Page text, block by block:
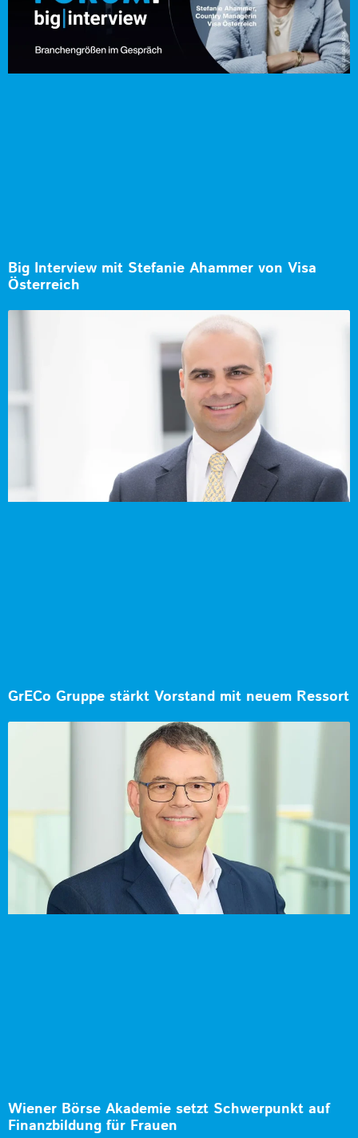
Big Interview mit Stefanie Ahammer von Visa
Österreich
GrECo Gruppe stärkt Vorstand mit neuem Ressort
Wiener Börse Akademie setzt Schwerpunkt auf
Finanzbildung für Frauen